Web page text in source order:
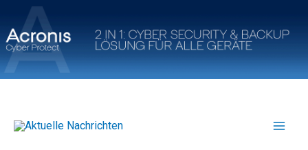
Inhalt
springen